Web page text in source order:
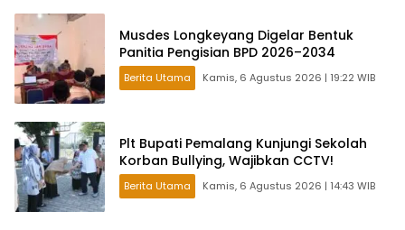
Musdes Longkeyang Digelar Bentuk
Panitia Pengisian BPD 2026–2034
Berita Utama Kamis, 6 Agustus 2026 | 19:22 WIB
Plt Bupati Pemalang Kunjungi Sekolah
Korban Bullying, Wajibkan CCTV!
Berita Utama Kamis, 6 Agustus 2026 | 14:43 WIB